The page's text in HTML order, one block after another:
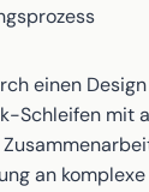
einen
Schleifen mit
an